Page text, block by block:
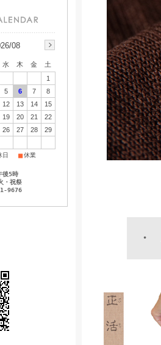
・
08
水 木 金
土
1
5 6 7
8
12 13 14
15
19 20 21
22
26 27 28
29
日 ■休業
後5時
・祝祭
9676